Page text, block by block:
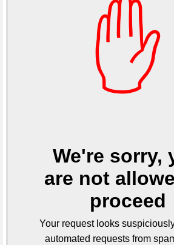
✋
We're sorry,
are not
proceed
Your request looks
automated requests from